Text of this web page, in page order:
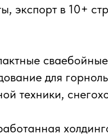
экспорт в 10+
для
техники,